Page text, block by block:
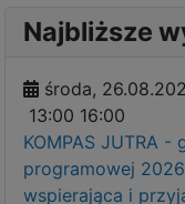
Najbliższe
środa,
13:00 16:00
KOMPAS JUTRA
programowej
wspierająca i